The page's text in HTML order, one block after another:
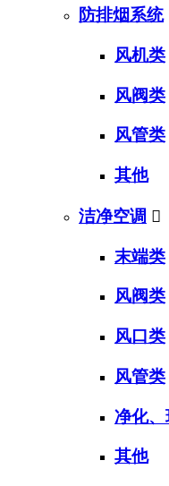
防排烟系统
风机类
风阀类
风管类
其他
洁净空调 
末端类
风阀类
风口类
风管类
净化
其他